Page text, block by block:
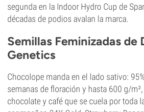
segunda en la Indoor Hydro Cup de
décadas de podios avalan la marca.
Semillas Feminizadas de
Genetics
Chocolope manda en el lado sativo:
semanas de floración y hasta 600 g/
chocolate y café que se cuela por toda